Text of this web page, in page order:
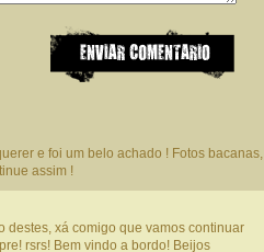
e foi um belo achado ! Fotos bacanas,
assim !
destes, xá comigo que vamos continuar
rsrs! Bem vindo a bordo! Beijos